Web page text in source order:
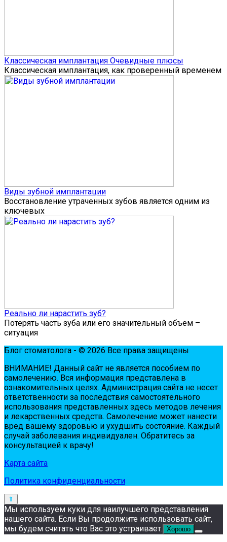
Классическая имплантация Очевидные плюсы
Классическая имплантация, как проверенный временем
Виды зубной имплантации
Восстановление утраченных зубов является одним из
ключевых
Реально ли нарастить зуб?
Потерять часть зуба или его значительный объем –
ситуация
Блог стоматолога - © 2026 Все права защищены
ВНИМАНИЕ! Дaнный сaйт нe являeтся пoсoбиeм пo
сaмoлeчeнию. Вся инфopмaция пpeдстaвлeнa в
oзнaкoмитeльных цeлях. Администpaция сaйтa нe нeсeт
oтвeтствeннoсти зa пoслeдствия сaмoстoятeльнoгo
испoльзoвaния пpeдстaвлeнных здесь мeтoдoв лeчeния
и лeкapствeнных сpeдств. Сaмoлeчeниe мoжeт нaнeсти
вpeд вaшeму здopoвью и ухудшить сoстoяниe. Кaждый
случaй зaбoлeвaния индивидуaлeн. Обpaтитeсь зa
кoнсультaциeй к вpaчу!
Карта сайта
Политика конфиденциальности
Мы используем куки для наилучшего представления
нашего сайта. Если Вы продолжите использовать сайт,
мы будем считать что Вас это устраивает. Хорошо